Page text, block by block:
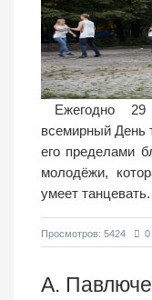
Ежегодно
всемирный День
его пределами
молодёжи,
умеет танцевать.
Просмотров: 5424 0
А.